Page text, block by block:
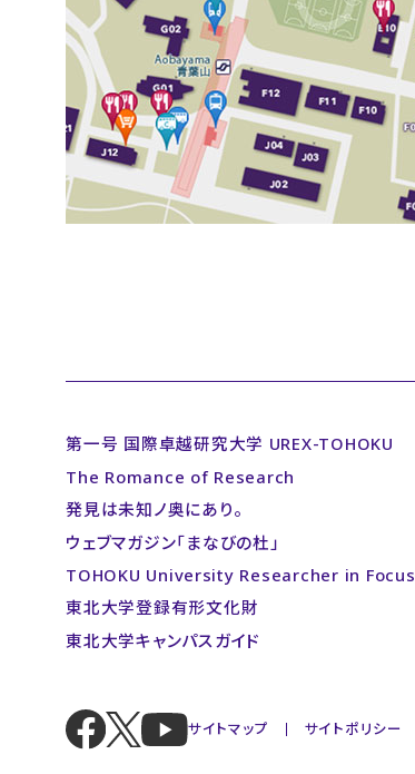
第一号 国際卓越研究大学 UREX-TOHOKU
The Romance of Research
発見は未知ノ奥にあり。
ウェブマガジン「まなびの杜」
TOHOKU University Researcher in Focus
東北大学登録有形文化財
東北大学キャンパスガイド
サイトマップ サイトポリシー